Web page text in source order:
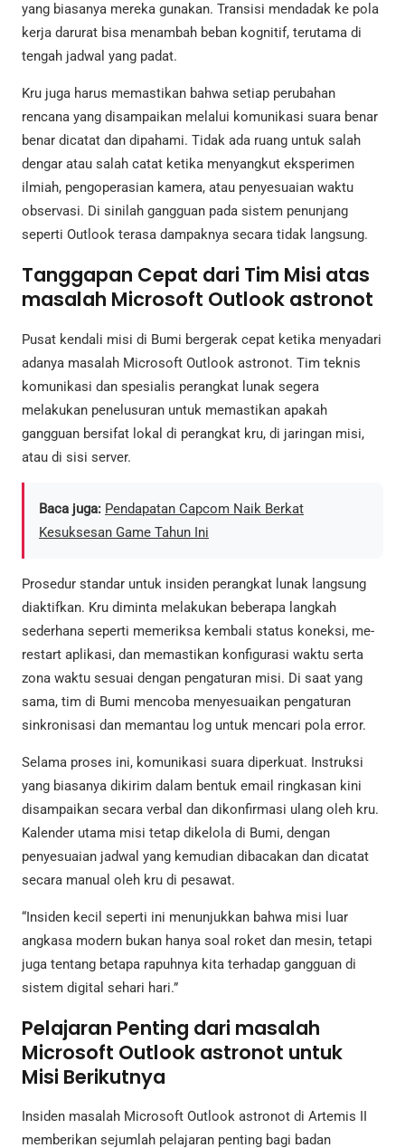
yang biasanya mereka gunakan. Transisi mendadak ke pola
kerja darurat bisa menambah beban kognitif, terutama di
tengah jadwal yang padat.
Kru juga harus memastikan bahwa setiap perubahan
rencana yang disampaikan melalui komunikasi suara benar
benar dicatat dan dipahami. Tidak ada ruang untuk salah
dengar atau salah catat ketika menyangkut eksperimen
ilmiah, pengoperasian kamera, atau penyesuaian waktu
observasi. Di sinilah gangguan pada sistem penunjang
seperti Outlook terasa dampaknya secara tidak langsung.
Tanggapan Cepat dari Tim Misi atas
masalah Microsoft Outlook astronot
Pusat kendali misi di Bumi bergerak cepat ketika menyadari
adanya masalah Microsoft Outlook astronot. Tim teknis
komunikasi dan spesialis perangkat lunak segera
melakukan penelusuran untuk memastikan apakah
gangguan bersifat lokal di perangkat kru, di jaringan misi,
atau di sisi server.
Baca juga: Pendapatan Capcom Naik Berkat
Kesuksesan Game Tahun Ini
Prosedur standar untuk insiden perangkat lunak langsung
diaktifkan. Kru diminta melakukan beberapa langkah
sederhana seperti memeriksa kembali status koneksi, me-
restart aplikasi, dan memastikan konfigurasi waktu serta
zona waktu sesuai dengan pengaturan misi. Di saat yang
sama, tim di Bumi mencoba menyesuaikan pengaturan
sinkronisasi dan memantau log untuk mencari pola error.
Selama proses ini, komunikasi suara diperkuat. Instruksi
yang biasanya dikirim dalam bentuk email ringkasan kini
disampaikan secara verbal dan dikonfirmasi ulang oleh kru.
Kalender utama misi tetap dikelola di Bumi, dengan
penyesuaian jadwal yang kemudian dibacakan dan dicatat
secara manual oleh kru di pesawat.
“Insiden kecil seperti ini menunjukkan bahwa misi luar
angkasa modern bukan hanya soal roket dan mesin, tetapi
juga tentang betapa rapuhnya kita terhadap gangguan di
sistem digital sehari hari.”
Pelajaran Penting dari masalah
Microsoft Outlook astronot untuk
Misi Berikutnya
Insiden masalah Microsoft Outlook astronot di Artemis II
memberikan sejumlah pelajaran penting bagi badan